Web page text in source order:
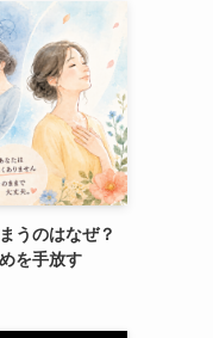
うのはなぜ？
を手放す